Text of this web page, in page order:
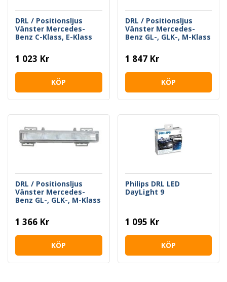
DRL / Positionsljus
Vänster Mercedes-
Benz C-Klass, E-Klass
1 023 Kr
KÖP
DRL / Positionsljus
Vänster Mercedes-
Benz GL-, GLK-, M-Klass
1 847 Kr
KÖP
DRL / Positionsljus
Vänster Mercedes-
Benz GL-, GLK-, M-Klass
1 366 Kr
KÖP
Philips DRL LED
DayLight 9
1 095 Kr
KÖP